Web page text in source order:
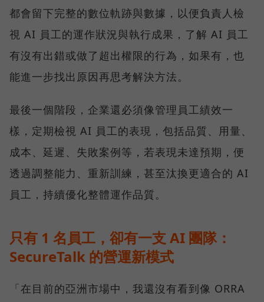
都會留下完整的數位軌跡與數據，以便負責人檢
視 AI 員工的運作狀況與執行成果，了解 AI 員工
有沒有出錯或做了超出權限的行為，如果有，也
能進一步找出原因再思考解決方法。
最後一個階段，企業還必須像管理員工績效一
樣，定期檢視 AI 員工的表現，包括品質、用量、
成本、延遲、失敗案例等，若表現未達預期，便
透過調整能力、重新訓練，甚至汰換更適合的 AI
員工，持續優化整體運作品質。
只有 1 名員工，卻有一支 AI 團隊：
SecureTalk 的營運新模式
「在目前的亞洲市場中，我還沒有看到像 ORRA